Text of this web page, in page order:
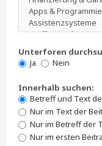
Unterforen
Ja
Nein
Innerhalb suchen:
Betreff und Text
Nur im Text der
Nur im Betreff der
Nur im ersten